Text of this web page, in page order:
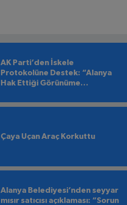
AK Parti’den İskele
Protokolüne Destek: “Alanya
Hak Ettiği Görünüme
Çaya Uçan Araç Korkuttu
Alanya Belediyesi’nden seyyar
mısır satıcısı açıklaması: “Sorun